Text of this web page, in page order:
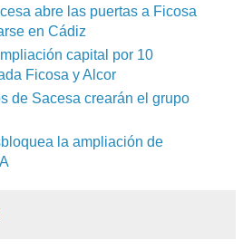
abre las puertas a Ficosa
en Cádiz
capital por 10
Ficosa y Alcor
de Sacesa crearán el grupo
la ampliación de